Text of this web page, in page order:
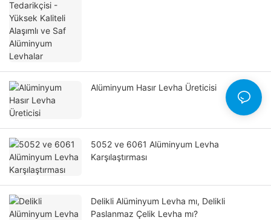
Alüminyum Hasır Levha Üreticisi
5052 ve 6061 Alüminyum Levha
Karşılaştırması
Delikli Alüminyum Levha mı, Delikli
Paslanmaz Çelik Levha mı?